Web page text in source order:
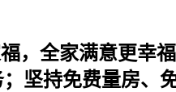
，全家满意更幸
坚持免费量房、